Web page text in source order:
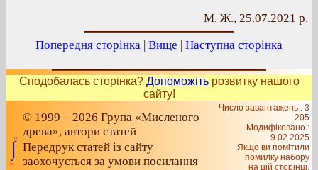
М. Ж., 25.07.2021 р.
Попередня сторінка | Вище | Наступна сторінка
Сподобалась сторінка? Допоможітьрозвитку нашого
сайту!
© 1999 – 2026 Група «Мисленого
древа», автори статей
Передрук статей із сайту
заохочується за умови посилання
Число завантажень : 3
205
Модифіковано :
9.02.2025
Якщо ви помітили
помилку набору
на цiй сторiнцi,